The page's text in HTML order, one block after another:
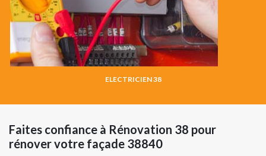
ELECTRICIEN 38
Faites confiance à Rénovation 38 pour
rénover votre façade 38840